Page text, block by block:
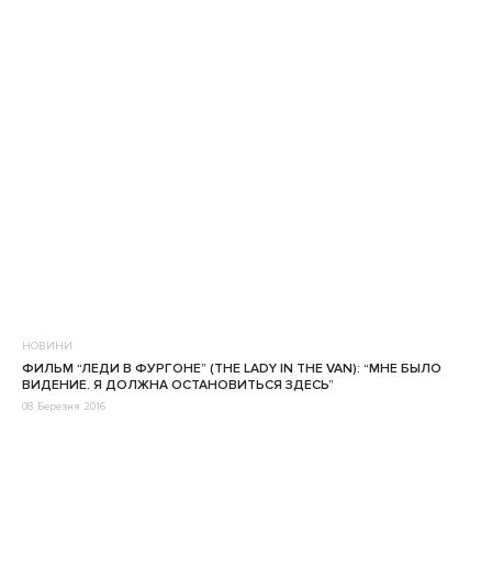
НОВИНИ
ФИЛЬМ “ЛЕДИ В ФУРГОНЕ” (THE LADY IN THE VAN): “МНЕ БЫЛО
ВИДЕНИЕ. Я ДОЛЖНА ОСТАНОВИТЬСЯ ЗДЕСЬ”
08 Березня 2016